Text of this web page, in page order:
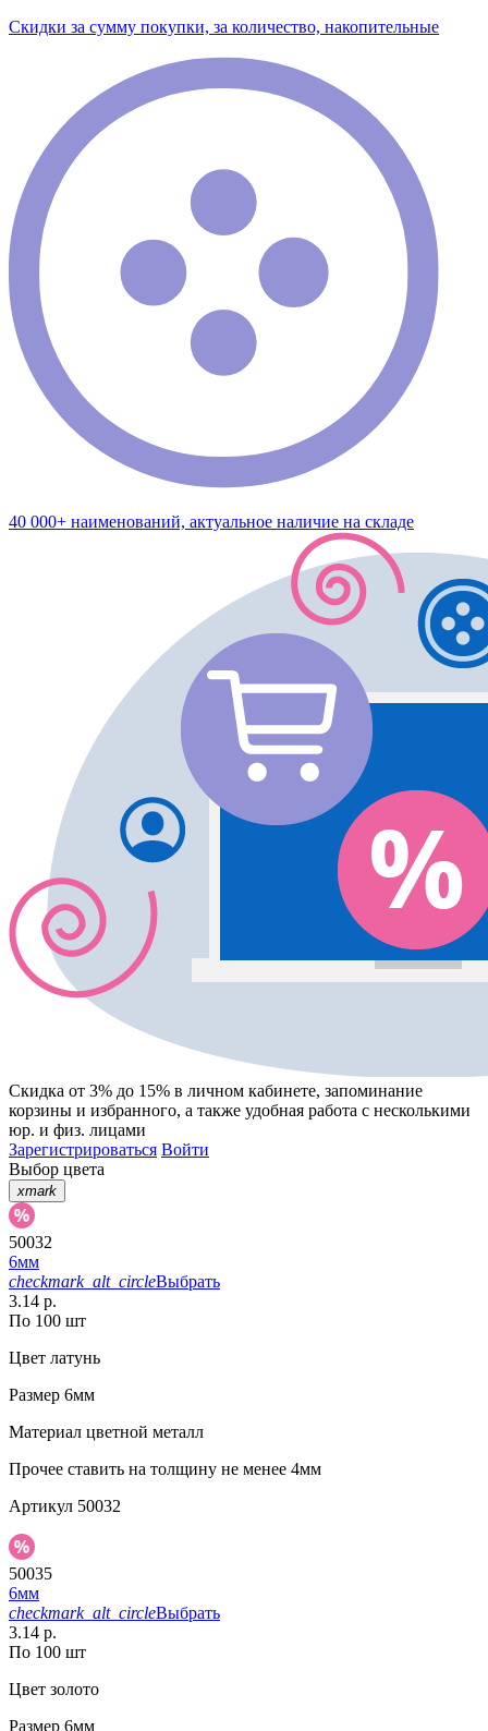
Скидки за сумму покупки, за количество, накопительные
40 000+ наименований, актуальное наличие на складе
Скидка от 3% до 15% в личном кабинете, запоминание
корзины и избранного, а также удобная работа с несколькими
юр. и физ. лицами
Зарегистрироваться Войти
Выбор цвета
xmark
50032
6мм
checkmark_alt_circleВыбрать
3.14 р.
По 100 шт
Цвет латунь
Размер 6мм
Материал цветной металл
Прочее ставить на толщину не менее 4мм
Артикул 50032
50035
6мм
checkmark_alt_circleВыбрать
3.14 р.
По 100 шт
Цвет золото
Размер 6мм